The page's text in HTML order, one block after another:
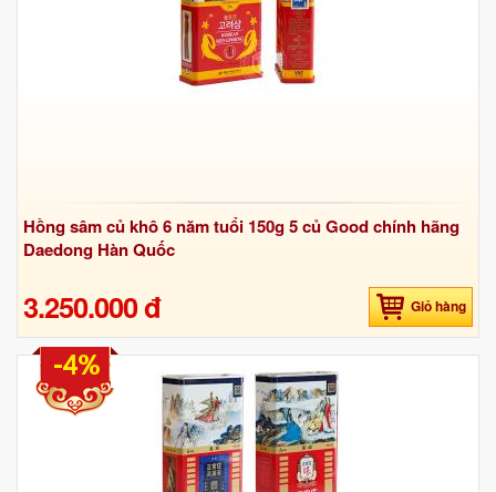
Hồng sâm củ khô 6 năm tuổi 150g 5 củ Good chính hãng
Daedong Hàn Quốc
3.250.000 đ Giỏ hàng
-4%